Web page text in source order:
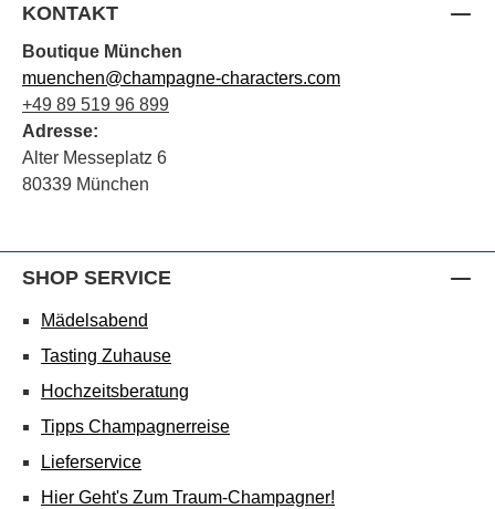
KONTAKT
Boutique München
muenchen@champagne-characters.com
+49 89 519 96 899
Adresse:
Alter Messeplatz 6
80339 München
SHOP SERVICE
Mädelsabend
Tasting Zuhause
Hochzeitsberatung
Tipps Champagnerreise
Lieferservice
Hier Geht's Zum Traum-Champagner!